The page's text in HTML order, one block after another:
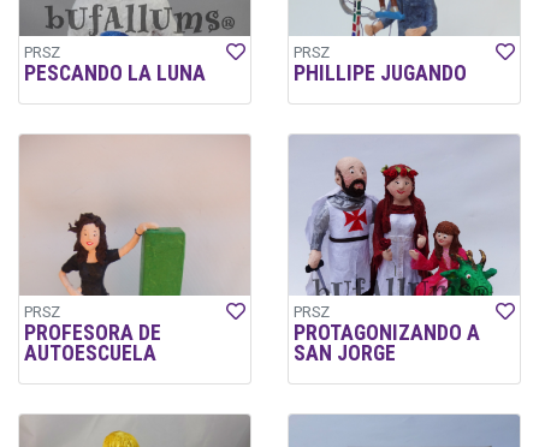
PRSZ
PESCANDO LA LUNA
PRSZ
PHILLIPE JUGANDO
PRSZ
PROFESORA DE
AUTOESCUELA
PRSZ
PROTAGONIZANDO A
SAN JORGE